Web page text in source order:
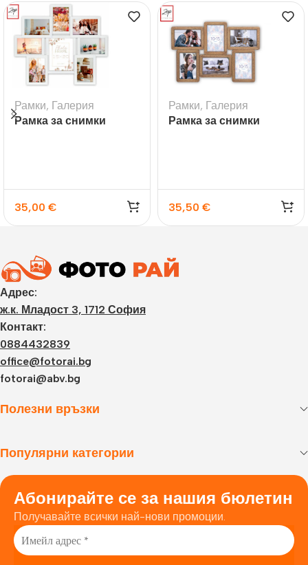
Рамки, Галерия
Рамка за снимки
35,00 €
Рамки, Галерия
Рамка за снимки
35,50 €
Адрес:
ж.к. Младост 3, 1712 София
Контакт:
0884432839
office@fotorai.bg
fotorai@abv.bg
Полезни връзки
Популярни категории
Абонирайте се за нашия бюлетин
Получавайте всички най-нови промоции.